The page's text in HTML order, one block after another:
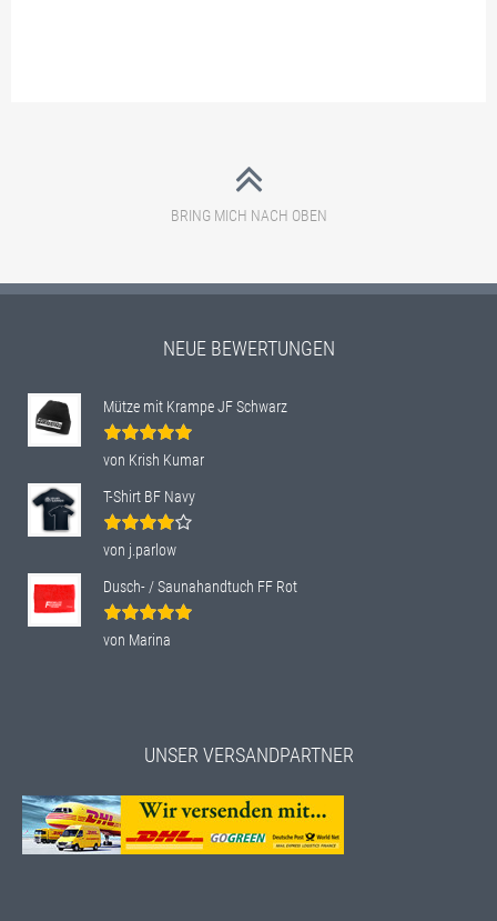
BRING MICH NACH OBEN
NEUE BEWERTUNGEN
Mütze mit Krampe JF Schwarz
Bewertet
von Krish Kumar
T-Shirt BF Navy
Bewertet
mit4
5
von j.parlow
Dusch- / Saunahandtuch FF Rot
Bewertet
von Marina
UNSER VERSANDPARTNER